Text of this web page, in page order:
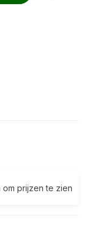
prijzen te zien